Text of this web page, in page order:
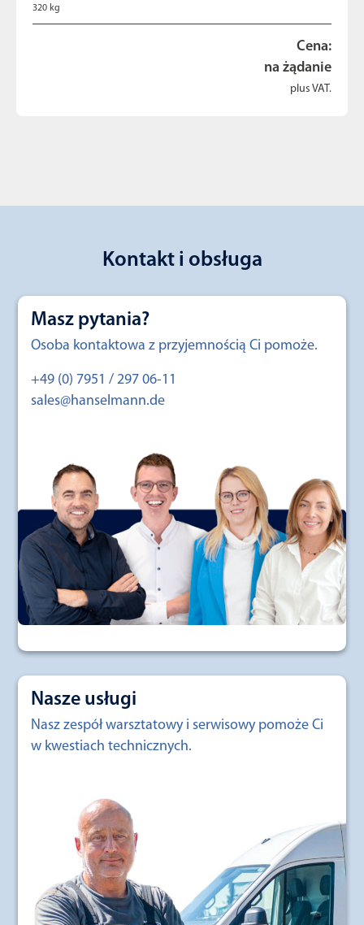
320 kg
Cena:
na żądanie
plus VAT.
Kontakt i obsługa
Masz pytania?
Osoba kontaktowa z przyjemnością Ci pomoże.
+49 (0) 7951 / 297 06-11
sales@hanselmann.de
Nasze usługi
Nasz zespół warsztatowy i serwisowy pomoże Ci
w kwestiach technicznych.